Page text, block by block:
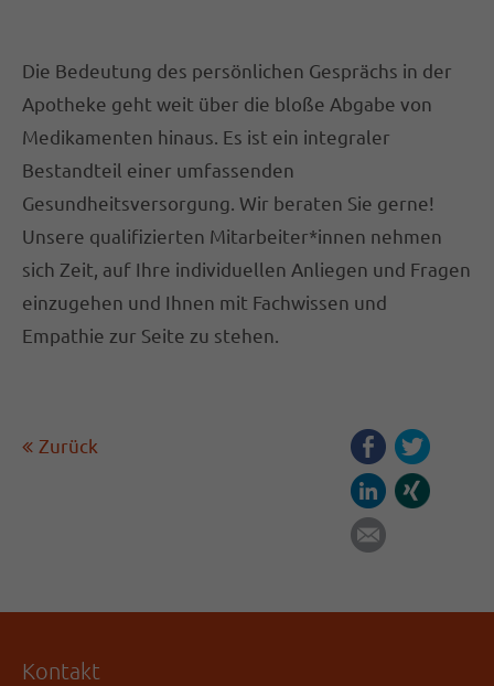
Die Bedeutung des persönlichen Gesprächs in der
Apotheke geht weit über die bloße Abgabe von
Medikamenten hinaus. Es ist ein integraler
Bestandteil einer umfassenden
Gesundheitsversorgung. Wir beraten Sie gerne!
Unsere qualifizierten Mitarbeiter*innen nehmen
sich Zeit, auf Ihre individuellen Anliegen und Fragen
einzugehen und Ihnen mit Fachwissen und
Empathie zur Seite zu stehen.
Zurück Facebook
LinkedIn
Kontakt